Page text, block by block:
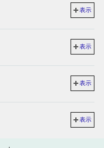
表示
表示
表示
表示